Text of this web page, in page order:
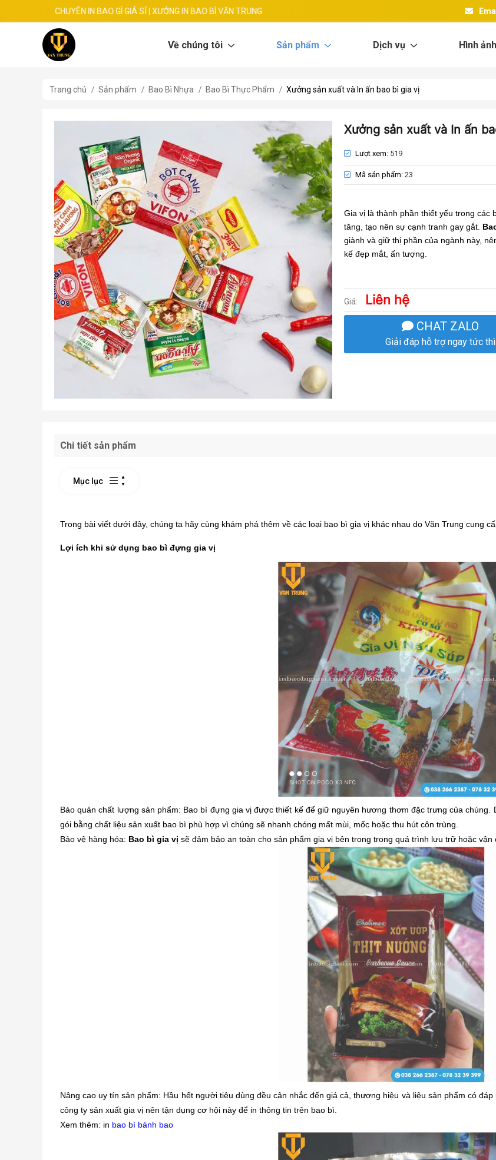
CHUYÊN IN BAO GÌ GIÁ SỈ | XƯỞNG IN BAO BÌ VĂN TRUNG
Về chúng tôi Sản phẩm Dịch vụ Hình
Trang chủ Sản phẩm Bao Bì Nhựa Bao Bì Thực Phẩm Xưởng sản xuất và In ấn bao bì gia vị
Xưởng sản xuất và In ấn
Lượt xem: 519
Mã sản phẩm: 23
Gia vị là thành phần thiết yếu trong các
tăng, tạo nên sự cạnh tranh gay gắt.
giành và giữ thị phần của ngành này,
kế đẹp mắt, ấn tượng.
Giá: Liên hệ
CHAT ZALO
Giải đáp hỗ trợ ngay tức thì
Chi tiết sản phẩm
Mục lục
Trong bài viết dưới đây, chúng ta hãy cùng khám phá thêm về các loại bao bì gia vị khác nhau do Văn Trung cung
Lợi ích khi sử dụng bao bì đựng gia vị
Bảo quản chất lượng sản phẩm: Bao bì đựng gia vị được thiết kế để giữ nguyên hương thơm đặc trưng của
gói bằng chất liệu sản xuất bao bì phù hợp vì chúng sẽ nhanh chóng mất mùi, mốc hoặc thu hút côn trùng.
Bảo vệ hàng hóa: Bao bì gia vị sẽ đảm bảo an toàn cho sản phẩm gia vị bên trong trong quá trình lưu trữ hoặc
Nâng cao uy tín sản phẩm: Hầu hết người tiêu dùng đều cân nhắc đến giá cả, thương hiệu và liệu sản phẩm có
công ty sản xuất gia vị nên tận dụng cơ hội này để in thông tin trên bao bì.
Xem thêm: in bao bì bánh bao